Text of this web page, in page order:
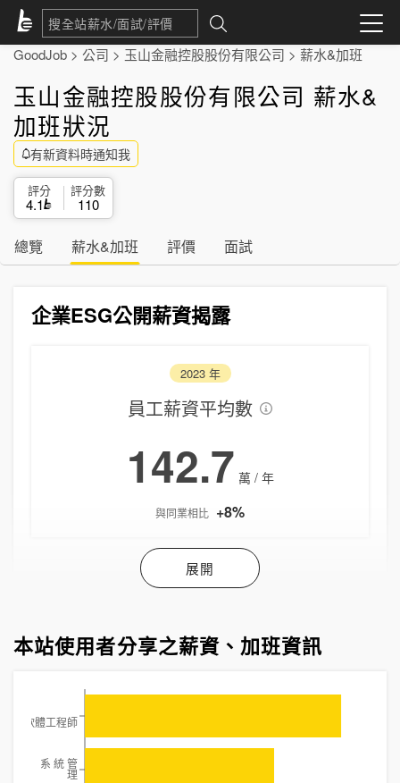
GoodJob > 公司 > 玉山金融控股股份有限公司 > 薪水&加班
玉山金融控股股份有限公司 薪水&
加班狀況
有新資料時通知我
評分
4.1
評分數
110
總覽 薪水&加班 評價 面試
企業ESG公開薪資揭露
2023年
員工薪資平均數
142.7 萬 / 年
與同業相比 +8%
展開
本站使用者分享之薪資、加班資訊
軟體工程師
系 統 管
理